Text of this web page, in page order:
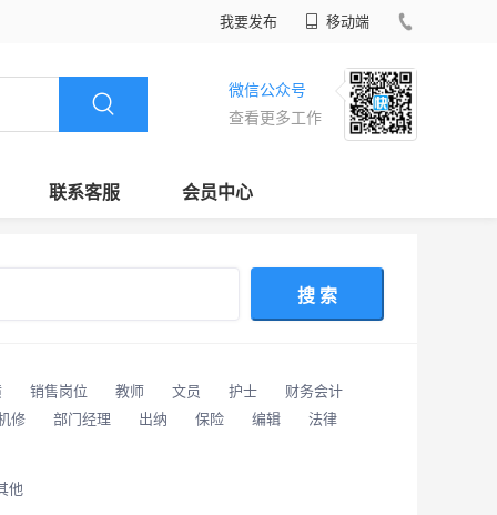
我要发布 移动端
微信公众号
查看更多工作
联系客服 会员中心
搜 索
销售岗位 教师 文员 护士
财务会计
修 部门经理 出纳 保险 编辑
法律
他